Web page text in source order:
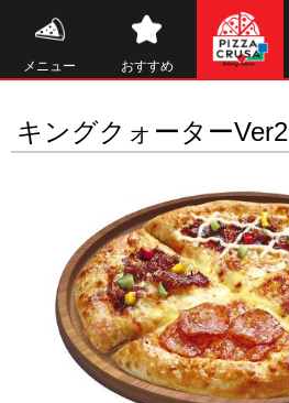
メニュー おすすめ
キングクォーターVer2